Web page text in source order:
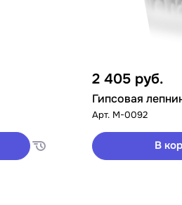
2 405 руб.
Гипсовая
Арт. M-0092
В